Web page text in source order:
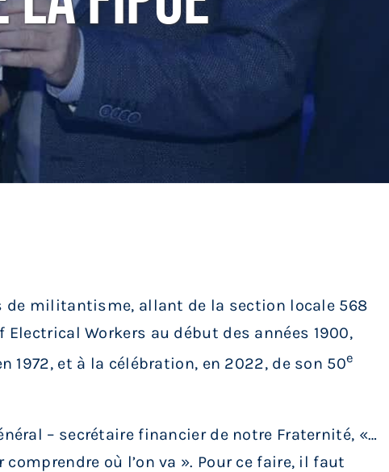
de militantisme, allant de la section locale 568
Workers au début des années 1900,
1972, et à la célébration, en 2022, de son 50e
– secrétaire financier de notre Fraternité, «…
où l’on va ». Pour ce faire, il faut